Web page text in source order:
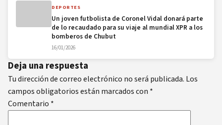
DEPORTES
Un joven futbolista de Coronel Vidal donará parte
de lo recaudado para su viaje al mundial XPR a los
bomberos de Chubut
16/01/2026
Deja una respuesta
Tu dirección de correo electrónico no será publicada. Los
campos obligatorios están marcados con *
Comentario *